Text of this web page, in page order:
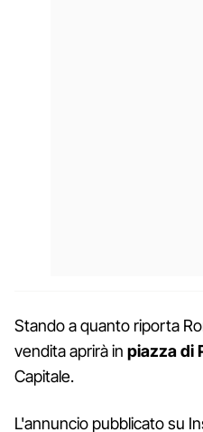
Stando a quanto riporta
vendita aprirà in piazza di
Capitale.
L'annuncio pubblicato su